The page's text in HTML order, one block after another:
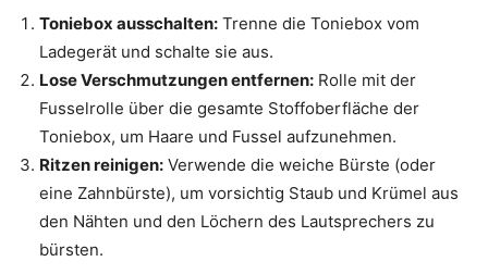
Toniebox ausschalten: Trenne die Toniebox vom
Ladegerät und schalte sie aus.
Lose Verschmutzungen entfernen: Rolle mit der
Fusselrolle über die gesamte Stoffoberfläche der
Toniebox, um Haare und Fussel aufzunehmen.
Ritzen reinigen: Verwende die weiche Bürste (oder
eine Zahnbürste), um vorsichtig Staub und Krümel aus
den Nähten und den Löchern des Lautsprechers zu
bürsten.